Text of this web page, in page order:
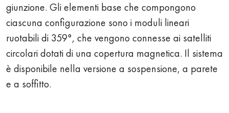
giunzione. Gli elementi base che compongono
ciascuna configurazione sono i moduli lineari
ruotabili di 359°, che vengono connesse ai satelliti
circolari dotati di una copertura magnetica. Il sistema
è disponibile nella versione a sospensione, a parete
e a soffitto.